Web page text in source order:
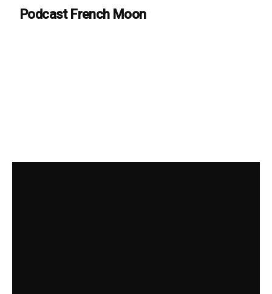
Podcast French Moon